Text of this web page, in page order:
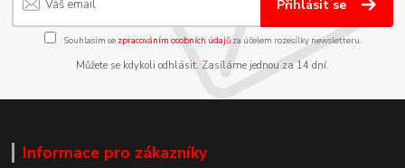
Přihlásit se
Souhlasím se zpracováním osobních údajůza účelem rozesílky newsletteru.
Můžete se kdykoli odhlásit. Zasíláme jednou za 14 dní.
Informace pro zákazníky